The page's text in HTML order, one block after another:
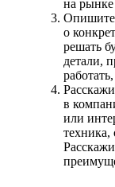
на рынке
Опишите
о
решать
детали,
в
или
техника,